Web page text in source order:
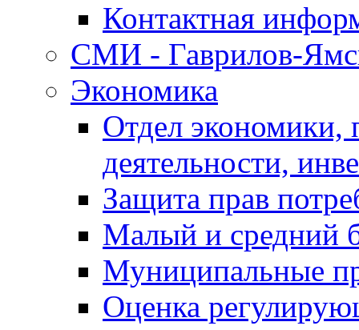
Контактная
СМИ - Гаврилов-
Экономика
Отдел экономики,
деятельности,
Защита прав
Малый и средний
Муниципальные
Оценка